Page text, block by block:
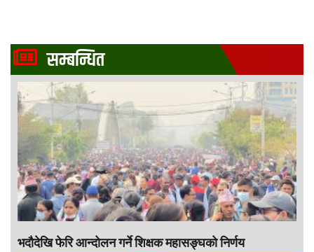
सम्बन्धित
भदौदेखि फेरि आन्दोलन गर्ने शिक्षक महासङ्घको निर्णय